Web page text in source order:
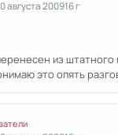
августа 200916 г
из штатного
это опять